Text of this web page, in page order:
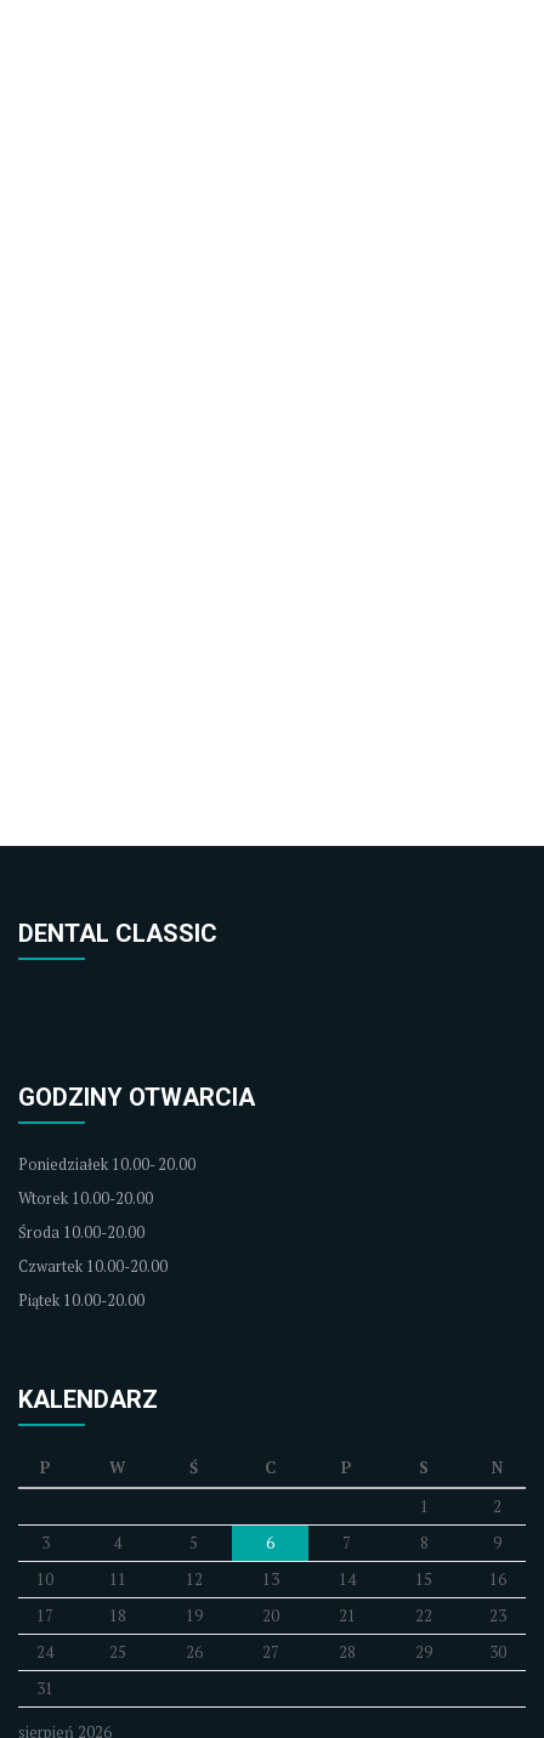
DENTAL CLASSIC
GODZINY OTWARCIA
Poniedziałek 10.00- 20.00
Wtorek 10.00-20.00
Środa 10.00-20.00
Czwartek 10.00-20.00
Piątek 10.00-20.00
KALENDARZ
sierpień 2026
P W Ś C P S
N
1
2
3
4 5 6 7 8
9
10
11 12 13 14 15
16
17
18 19 20 21 22
23
24
25 26 27 28 29
30
31